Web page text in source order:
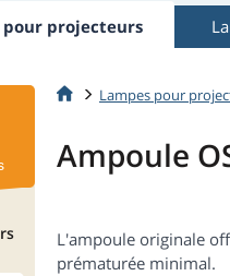
pour projecteurs
Lampes pour
Ampoule
L'ampoule originale
prématurée minimal.